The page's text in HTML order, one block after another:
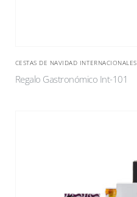
CESTAS DE NAVIDAD INTERNACIONALES
Regalo Gastronómico Int-101